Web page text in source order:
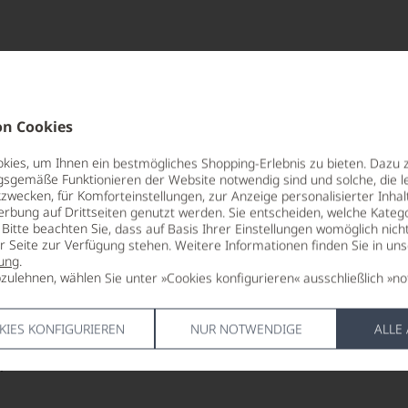
Cookies
um Ihnen ein bestmögliches Shopping-Erlebnis zu bieten. Dazu
Funktionieren der Website notwendig sind und solche, die
für Komforteinstellungen, zur Anzeige personalisierter
auf Drittseiten genutzt werden. Sie entscheiden, welche
beachten Sie, dass auf Basis Ihrer Einstellungen womöglich
Seite zur Verfügung stehen. Weitere Informationen finden Sie in
.
wählen Sie unter »Cookies konfigurieren« ausschließlich
KONFIGURIEREN NUR NOTWENDIGE ALLE
Weinwelt
einer weißen Rebsorte, die in den sonnigen
bis hin zu den einzigartigen Geschmacksfacetten
Spaniens, insbesondere inGalicien, beheimatet. Hier
Einflüsse und die hügelige Topografie dieser